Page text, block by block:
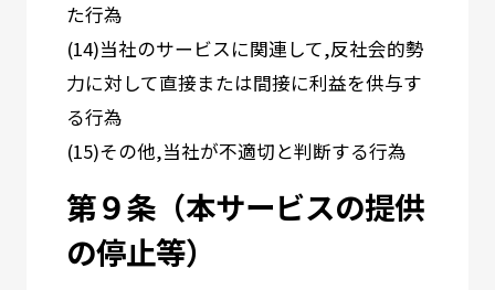
た行為
(14)当社のサービスに関連して,反社会的勢
力に対して直接または間接に利益を供与す
る行為
(15)その他,当社が不適切と判断する行為
第９条（本サービスの提供
の停止等）